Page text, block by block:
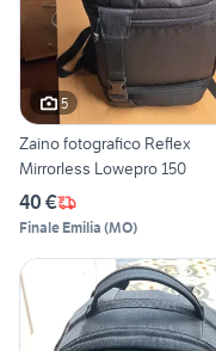
5
Zaino fotografico Reflex
Mirrorless Lowepro 150
40 €
Finale Emilia (MO)